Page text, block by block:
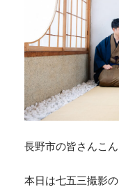
長野市の皆さんこ
本日は七五三撮影